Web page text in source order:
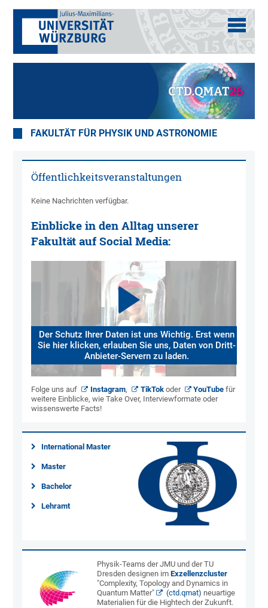
FAKULTÄT FÜR PHYSIK UND ASTRONOMIE
Öffentlichkeitsveranstaltungen
Keine Nachrichten verfügbar.
Einblicke in den Alltag unserer
Fakultät auf Social Media:
Der Schutz Ihrer Daten ist uns Wichtig. Erst wenn
Sie hier klicken, erlauben Sie uns, Daten von Dritt-
Anbieter-Servern zu laden.
Folge uns auf Instagram, TikTokoder YouTube für
weitere Einblicke, wie Take Over, Interviewformate oder
wissenswerte Facts!
International Master
Master
Bachelor
Lehramt
Physik-Teams der JMU und der TU
Dresden designen imExzellenzcluster
"Complexity, Topology and Dynamics in
Quantum Matter"
(ctd.qmat) neuartige
Materialien für die Hightech der Zukunft.